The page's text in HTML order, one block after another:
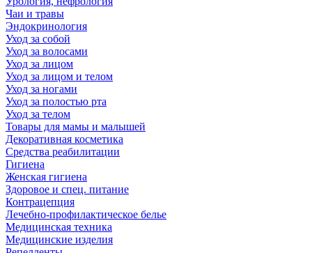
Чаи и травы
Эндокринология
Уход за собой
Уход за волосами
Уход за лицом
Уход за лицом и телом
Уход за ногами
Уход за полостью рта
Уход за телом
Товары для мамы и малышей
Декоративная косметика
Средства реабилитации
Гигиена
Женская гигиена
Здоровое и спец. питание
Контрацепция
Лечебно-профилактическое белье
Медицинская техника
Медицинские изделия